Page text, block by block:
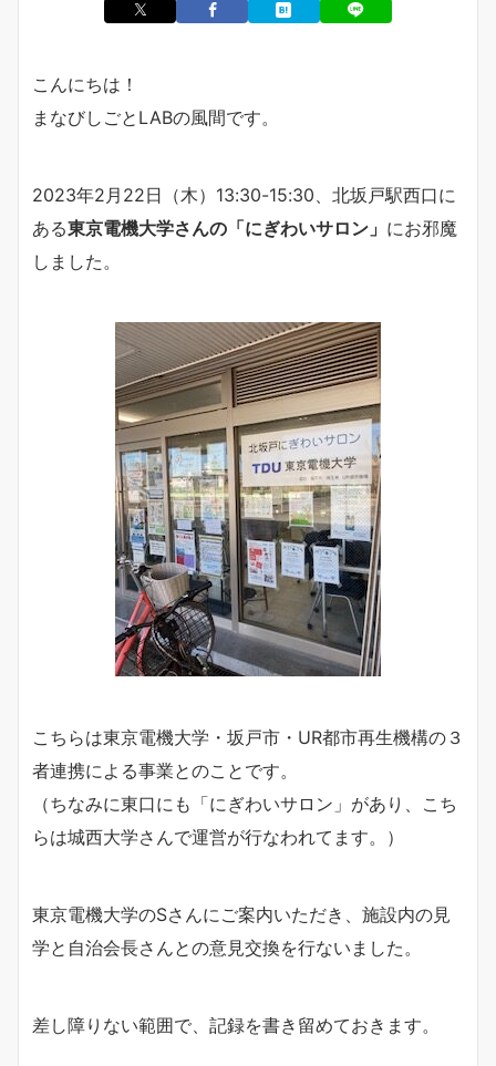
こんにちは！
まなびしごとLABの風間です。
2023年2月22日（木）13:30-15:30、北坂戸駅西口に
ある東京電機大学さんの「にぎわいサロン」 にお邪魔
しました。
こちらは東京電機大学・坂戸市・UR都市再生機構の３
者連携による事業とのことです。
（ちなみに東口にも「にぎわいサロン」があり、こち
らは城西大学さんで運営が行なわれてます。）
東京電機大学のSさんにご案内いただき、施設内の見
学と自治会長さんとの意見交換を行ないました。
差し障りない範囲で、記録を書き留めておきます。